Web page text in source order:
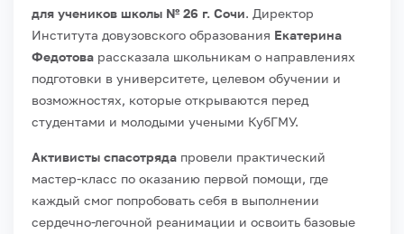
для учеников школы № 26 г. Сочи. Директор
Института довузовского образования Екатерина
Федотова рассказала школьникам о направлениях
подготовки в университете, целевом обучении и
возможностях, которые открываются перед
студентами и молодыми учеными КубГМУ.
Активисты спасотряда провели практический
мастер-класс по оказанию первой помощи, где
каждый смог попробовать себя в выполнении
сердечно-легочной реанимации и освоить базовые